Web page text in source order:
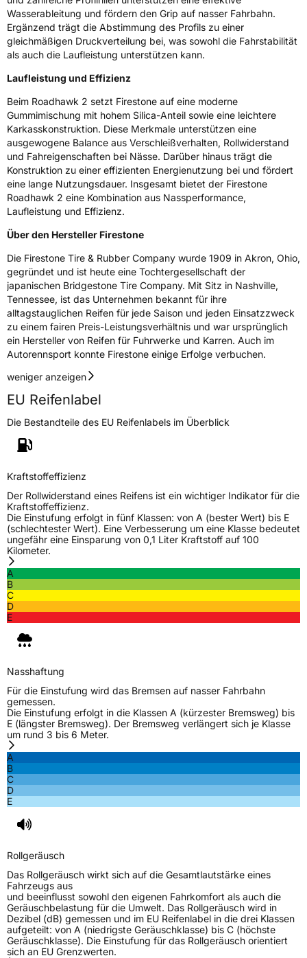
Salceto 13/15 00128 Rome Italien,
market.surveillance@bridgestone.eu
Wasserableitung und fördern den Grip auf nasser Fahrbahn.
Ergänzend trägt die Abstimmung des Profils zu einer
gleichmäßigen Druckverteilung bei, was sowohl die Fahrstabilität
als auch die Laufleistung unterstützen kann.
Laufleistung und Effizienz
Beim Roadhawk 2 setzt Firestone auf eine moderne
Gummimischung mit hohem Silica-Anteil sowie eine leichtere
Karkasskonstruktion. Diese Merkmale unterstützen eine
ausgewogene Balance aus Verschleißverhalten, Rollwiderstand
und Fahreigenschaften bei Nässe. Darüber hinaus trägt die
Konstruktion zu einer effizienten Energienutzung bei und fördert
eine lange Nutzungsdauer. Insgesamt bietet der Firestone
Roadhawk 2 eine Kombination aus Nassperformance,
Laufleistung und Effizienz.
Über den Hersteller Firestone
Die Firestone Tire & Rubber Company wurde 1909 in Akron, Ohio,
gegründet und ist heute eine Tochtergesellschaft der
japanischen Bridgestone Tire Company. Mit Sitz in Nashville,
Tennessee, ist das Unternehmen bekannt für ihre
alltagstauglichen Reifen für jede Saison und jeden Einsatzzweck
zu einem fairen Preis-Leistungsverhältnis und war ursprünglich
ein Hersteller von Reifen für Fuhrwerke und Karren. Auch im
Autorennsport konnte Firestone einige Erfolge verbuchen.
weniger anzeigen
EU Reifenlabel
Die Bestandteile des EU Reifenlabels im Überblick
Kraftstoffeffizienz
Der Rollwiderstand eines Reifens ist ein wichtiger Indikator für die
Kraftstoffeffizienz.
Die Einstufung erfolgt in fünf Klassen: von A (bester Wert) bis E
(schlechtester Wert). Eine Verbesserung um eine Klasse bedeutet
ungefähr eine Einsparung von 0,1 Liter Kraftstoff auf 100
Kilometer.
A
B
C
D
E
Nasshaftung
Für die Einstufung wird das Bremsen auf nasser Fahrbahn
gemessen.
Die Einstufung erfolgt in die Klassen A (kürzester Bremsweg) bis
E (längster Bremsweg). Der Bremsweg verlängert sich je Klasse
um rund 3 bis 6 Meter.
A
B
C
D
E
Rollgeräusch
Das Rollgeräusch wirkt sich auf die Gesamtlautstärke eines
Fahrzeugs aus
und beeinflusst sowohl den eigenen Fahrkomfort als auch die
Geräuschbelastung für die Umwelt. Das Rollgeräusch wird in
Dezibel (dB) gemessen und im EU Reifenlabel in die drei Klassen
aufgeteilt: von A (niedrigste Geräuschklasse) bis C (höchste
Geräuschklasse). Die Einstufung für das Rollgeräusch orientiert
sich an EU Grenzwerten.